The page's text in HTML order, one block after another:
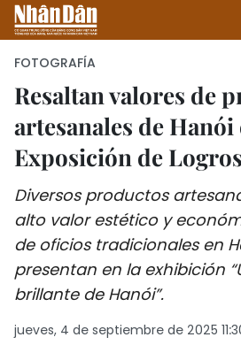
INICIO
POLÍTICA
ECONOMÍA
SOCIEDAD
SALUD -
CULTURA -
FOTOGRAFÍA
Resaltan valores de
artesanales de Hanói
Exposición de
Diversos productos
alto valor estético y
de oficios tradicionales en
presentan en la exhibición
brillante de Hanói”.
jueves, 4 de septiembre de 2025